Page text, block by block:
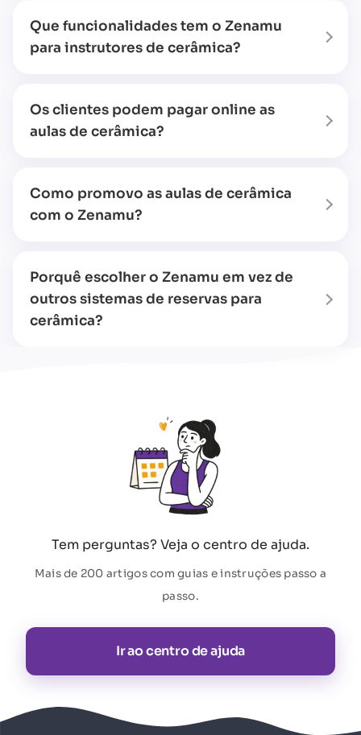
Que funcionalidades tem o Zenamu
para instrutores de cerâmica?
Os clientes podem pagar online as
aulas de cerâmica?
Como promovo as aulas de cerâmica
com o Zenamu?
Porquê escolher o Zenamu em vez de
outros sistemas de reservas para
cerâmica?
Tem perguntas? Veja o centro de ajuda.
Mais de 200 artigos com guias e instruções passo a
passo.
Ir ao centro de ajuda